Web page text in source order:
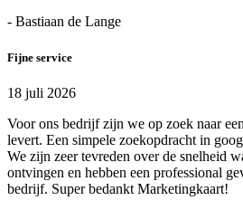
- Bastiaan de Lange
Fijne service
18 juli 2026
Voor ons bedrijf zijn we op zoek naar
levert. Een simpele zoekopdracht in
We zijn zeer tevreden over de snelheid
ontvingen en hebben een professional
bedrijf. Super bedankt Marketingkaart!